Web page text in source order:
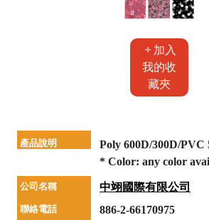
加入
我的收
藏夾
產品說明
Poly 600D/300D/
* Color: any color
公司名稱 中翊國際有限公司
聯絡電話 886-2-66170975